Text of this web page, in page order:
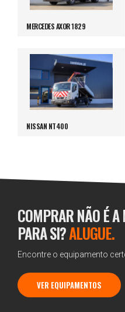
MERCEDES AXOR 1829
NISSAN NT400
COMPRAR NÃO É
PARA SI?ALUGUE.
Encontre o equipamento
VER EQUIPAMENTOS